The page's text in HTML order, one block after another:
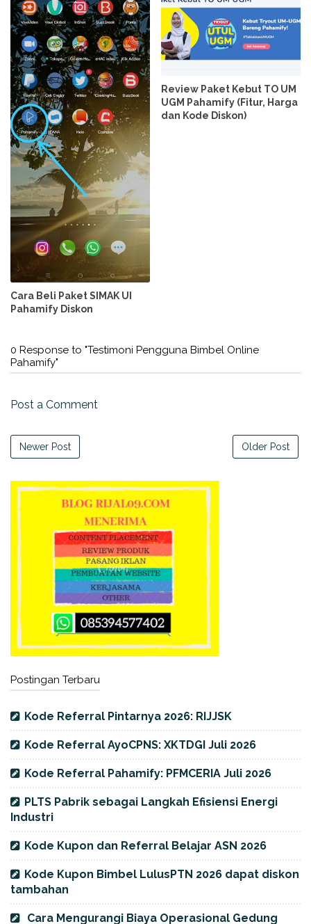
Cara Beli Paket SIMAK UI
Pahamify Diskon
Review Paket Kebut TO UM
UGM Pahamify (Fitur, Harga
dan Kode Diskon)
0 Response to "Testimoni Pengguna Bimbel Online
Pahamify"
Post a Comment
Newer Post Older Post
Postingan Terbaru
Kode Referral Pintarnya 2026: RIJJSK
Kode Referral AyoCPNS: XKTDGI Juli 2026
Kode Referral Pahamify: PFMCERIA Juli 2026
PLTS Pabrik sebagai Langkah Efisiensi Energi
Industri
Kode Kupon dan Referral Belajar ASN 2026
Kode Kupon Bimbel LulusPTN 2026 dapat diskon
tambahan
Cara Mengurangi Biaya Operasional Gedung